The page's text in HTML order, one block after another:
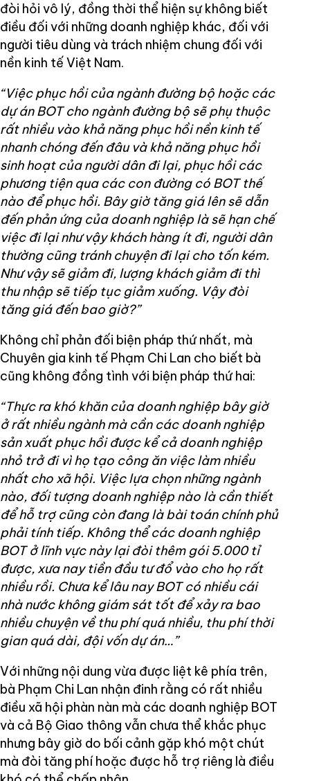
đòi hỏi vô lý, đồng thời thể hiện sự không biết
điều đối với những doanh nghiệp khác, đối với
người tiêu dùng và trách nhiệm chung đối với
nền kinh tế Việt Nam.
“Việc phục hồi của ngành đường bộ hoặc các
dự án BOT cho ngành đường bộ sẽ phụ thuộc
rất nhiều vào khả năng phục hồi nền kinh tế
nhanh chóng đến đâu và khả năng phục hồi
sinh hoạt của người dân đi lại, phục hồi các
phương tiện qua các con đường có BOT thế
nào để phục hồi. Bây giờ tăng giá lên sẽ dẫn
đến phản ứng của doanh nghiệp là sẽ hạn chế
việc đi lại như vậy khách hàng ít đi, người dân
thường cũng tránh chuyện đi lại cho tốn kém.
Như vậy sẽ giảm đi, lượng khách giảm đi thì
thu nhập sẽ tiếp tục giảm xuống. Vậy đòi
tăng giá đến bao giờ?”
Không chỉ phản đối biện pháp thứ nhất, mà
Chuyên gia kinh tế Phạm Chi Lan cho biết bà
cũng không đồng tình với biện pháp thứ hai:
“Thực ra khó khăn của doanh nghiệp bây giờ
ở rất nhiều ngành mà cần các doanh nghiệp
sản xuất phục hồi được kể cả doanh nghiệp
nhỏ trở đi vì họ tạo công ăn việc làm nhiều
nhất cho xã hội. Việc lựa chọn những ngành
nào, đối tượng doanh nghiệp nào là cần thiết
để hỗ trợ cũng còn đang là bài toán chính phủ
phải tính tiếp. Không thể các doanh nghiệp
BOT ở lĩnh vực này lại đòi thêm gói 5.000 tỉ
được, xưa nay tiền đầu tư đổ vào cho họ rất
nhiều rồi. Chưa kể lâu nay BOT có nhiều cái
nhà nước không giám sát tốt để xảy ra bao
nhiều chuyện về thu phí quá nhiều, thu phí thời
gian quá dài, đội vốn dự án…”
Với những nội dung vừa được liệt kê phía trên,
bà Phạm Chi Lan nhận đinh rằng có rất nhiều
điều xã hội phàn nàn mà các doanh nghiệp BOT
và cả Bộ Giao thông vẫn chưa thể khắc phục
nhưng bây giờ do bối cảnh gặp khó một chút
mà đòi tăng phí hoặc được hỗ trợ riêng là điều